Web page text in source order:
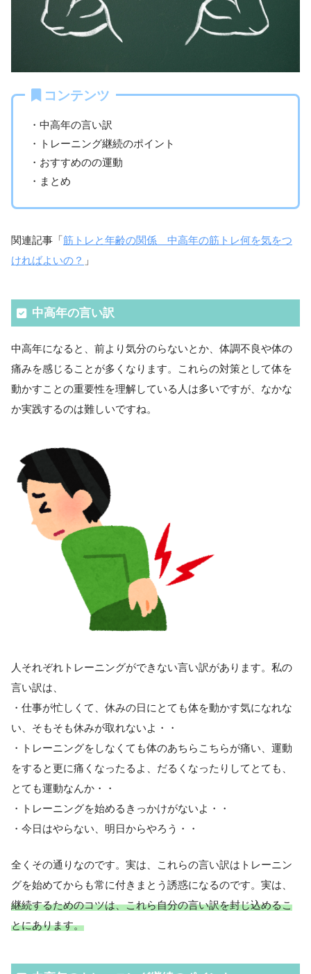
コンテンツ
・中高年の言い訳
・トレーニング継続のポイント
・おすすめのの運動
・まとめ
関連記事「筋トレと年齢の関係 中高年の筋トレ何を気をつ
ければよいの？ 」
中高年の言い訳
中高年になると、前より気分のらないとか、体調不良や体の
痛みを感じることが多くなります。これらの対策として体を
動かすことの重要性を理解している人は多いですが、なかな
か実践するのは難しいですね。
人それぞれトレーニングができない言い訳があります。私の
言い訳は、
・仕事が忙しくて、休みの日にとても体を動かす気になれな
い、そもそも休みが取れないよ・・
・トレーニングをしなくても体のあちらこちらが痛い、運動
をすると更に痛くなったるよ、だるくなったりしてとても、
とても運動なんか・・
・トレーニングを始めるきっかけがないよ・・
・今日はやらない、明日からやろう・・
全くその通りなのです。実は、これらの言い訳はトレーニン
グを始めてからも常に付きまとう誘惑になるのです。実は、
継続するためのコツは、これら自分の言い訳を封じ込めるこ
とにあります。